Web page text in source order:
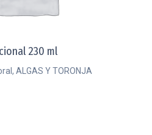
230 ml
ALGAS Y TORONJA